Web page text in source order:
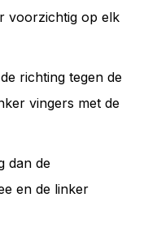
voorzichtig op elk
richting tegen de
vingers met de
dan de
en de linker